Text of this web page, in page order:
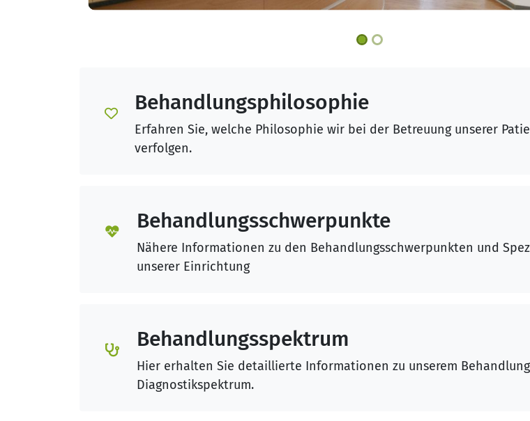
Behandlungsphilosophie
Erfahren Sie, welche Philosophie wir bei der Betreuung unserer
verfolgen.
Behandlungsschwerpunkte
Nähere Informationen zu den Behandlungsschwerpunkten und
unserer Einrichtung
Behandlungsspektrum
Hier erhalten Sie detaillierte Informationen zu unserem
Diagnostikspektrum.